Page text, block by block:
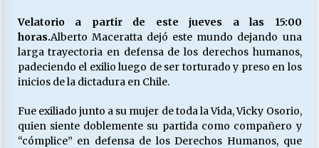
VOLVER A SER ALTERNATIVA
16/06/2026
MUNICIPALIDADES, HONORARIOS, DESPIDOS
28/05/2026
Velatorio a partir de este jueves a las 15:00
horas.Alberto Maceratta dejó este mundo dejando una
larga trayectoria en defensa de los derechos humanos,
padeciendo el exilio luego de ser torturado y preso en los
inicios de la dictadura en Chile.
Fue exiliado junto a su mujer de toda la Vida, Vicky Osorio,
quien siente doblemente su partida como compañero y
“cómplice” en defensa de los Derechos Humanos, que